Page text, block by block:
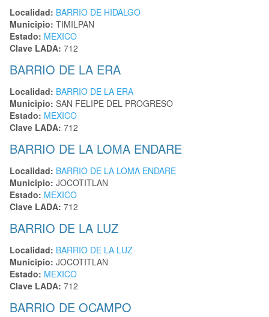
Localidad: BARRIO DE HIDALGO
Municipio: TIMILPAN
Estado: MEXICO
Clave LADA: 712
BARRIO DE LA ERA
Localidad: BARRIO DE LA ERA
Municipio: SAN FELIPE DEL PROGRESO
Estado: MEXICO
Clave LADA: 712
BARRIO DE LA LOMA ENDARE
Localidad: BARRIO DE LA LOMA ENDARE
Municipio: JOCOTITLAN
Estado: MEXICO
Clave LADA: 712
BARRIO DE LA LUZ
Localidad: BARRIO DE LA LUZ
Municipio: JOCOTITLAN
Estado: MEXICO
Clave LADA: 712
BARRIO DE OCAMPO